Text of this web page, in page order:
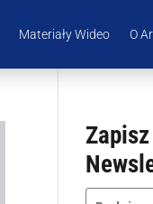
Materiały Wideo O